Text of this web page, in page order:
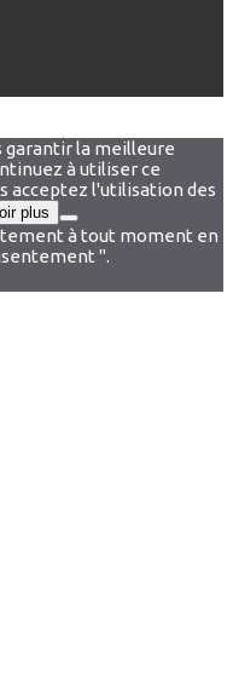
garantir la meilleure
à utiliser ce
acceptez l'utilisation des
plus
à tout moment en
".